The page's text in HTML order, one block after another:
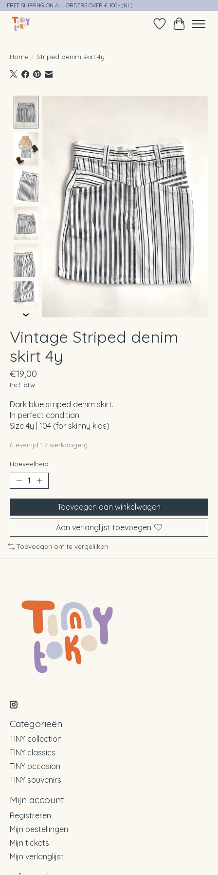
FREE SHIPPING ON ALL ORDERS OVER € 100,- (NL)
Verlanglijst
Home / Striped denim skirt 4y
Vintage Striped denim
skirt 4y
€19,00
Incl. btw
Dark blue striped denim skirt.
In perfect condition.
Size 4y | 104 (for skinny kids)
(Levertijd:1-7 werkdagen)
Hoeveelheid:
Toevoegen aan winkelwagen
Aan verlanglijst toevoegen
Toevoegen om te vergelijken
Categorieën
TINY collection
TINY classics
TINY occasion
TINY souvenirs
Mijn account
Registreren
Mijn bestellingen
Mijn tickets
Mijn verlanglijst